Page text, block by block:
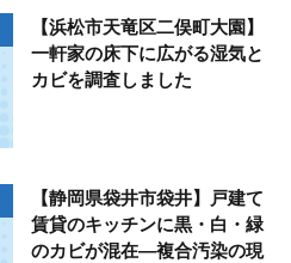
【浜松市天竜区二俣町大園】
一軒家の床下に広がる湿気と
カビを調査しました
【静岡県袋井市袋井】戸建て
賃貸のキッチンに黒・白・緑
のカビが混在―複合汚染の現